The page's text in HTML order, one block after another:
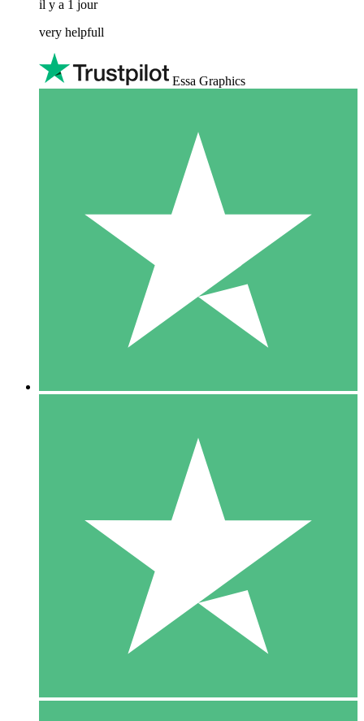
il y a 1 jour
very helpfull
Essa Graphics